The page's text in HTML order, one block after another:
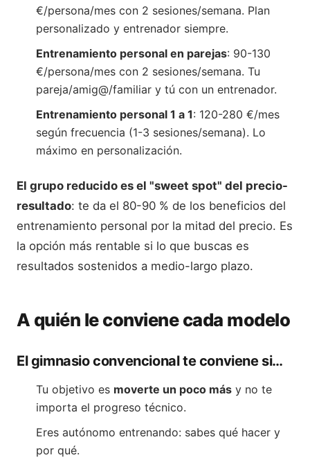
€/persona/mes con 2 sesiones/semana. Plan
personalizado y entrenador siempre.
Entrenamiento personal en parejas: 90-130
€/persona/mes con 2 sesiones/semana. Tu
pareja/amig@/familiar y tú con un entrenador.
Entrenamiento personal 1 a 1: 120-280 €/mes
según frecuencia (1-3 sesiones/semana). Lo
máximo en personalización.
El grupo reducido es el "sweet spot" del precio-
resultado: te da el 80-90 % de los beneficios del
entrenamiento personal por la mitad del precio. Es
la opción más rentable si lo que buscas es
resultados sostenidos a medio-largo plazo.
A quién le conviene cada modelo
El gimnasio convencional te conviene si…
Tu objetivo es moverte un poco más y no te
importa el progreso técnico.
Eres autónomo entrenando: sabes qué hacer y
por qué.